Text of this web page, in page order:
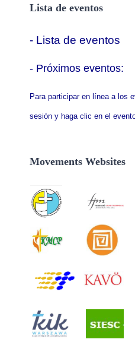
Lista de eventos
- Lista de eventos
- Próximos eventos:
Para participar en línea a los
sesión y haga clic en el
Movements Websites